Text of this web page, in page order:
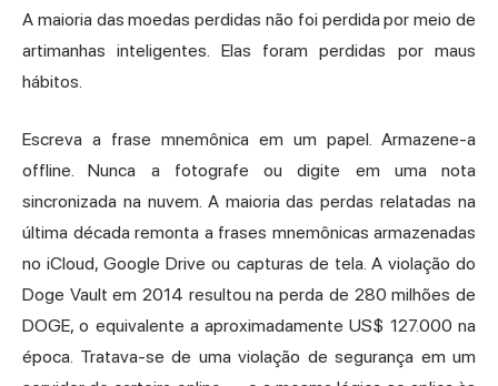
A maioria das moedas perdidas não foi perdida por meio de
artimanhas inteligentes. Elas foram perdidas por maus
hábitos.
Escreva a frase mnemônica em um papel. Armazene-a
offline. Nunca a fotografe ou digite em uma nota
sincronizada na nuvem. A maioria das perdas relatadas na
última década remonta a frases mnemônicas armazenadas
no iCloud, Google Drive ou capturas de tela. A violação do
Doge Vault em 2014 resultou na perda de 280 milhões de
DOGE, o equivalente a aproximadamente US$ 127.000 na
época. Tratava-se de uma violação de segurança em um